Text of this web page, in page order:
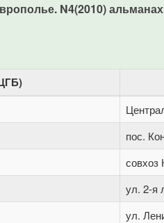
N4(2010)
пос.
совхоз
ул. 2-я
ул.